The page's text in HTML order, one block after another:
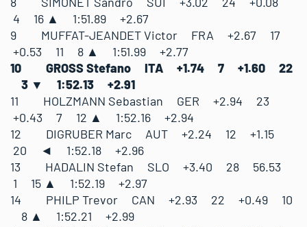
4 16 ▲ 1:51.89 +2.67
9 MUFFAT-JEANDET Victor FRA +2.67 17
+0.53 11 8 ▲ 1:51.99 +2.77
10 GROSS Stefano ITA +1.74 7 +1.60 22
3 ▼ 1:52.13 +2.91
11 HOLZMANN Sebastian GER +2.94 23
+0.43 7 12 ▲ 1:52.16 +2.94
12 DIGRUBER Marc AUT +2.24 12 +1.15
20 ◄ 1:52.18 +2.96
13 HADALIN Stefan SLO +3.40 28 56.53
1 15 ▲ 1:52.19 +2.97
14 PHILP Trevor CAN +2.93 22 +0.49 10
8 ▲ 1:52.21 +2.99